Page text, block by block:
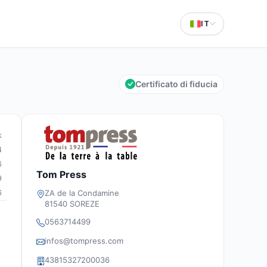
IT
Certificato di fiducia
Tom Press
ZA de la Condamine
81540 SOREZE
0563714499
infos@tompress.com
43815327200036